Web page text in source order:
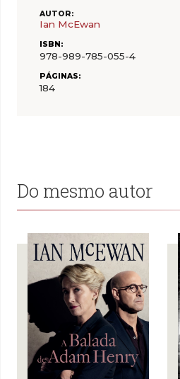
AUTOR:
Ian McEwan
ISBN:
978-989-785-055-4
PÁGINAS:
184
Do mesmo autor